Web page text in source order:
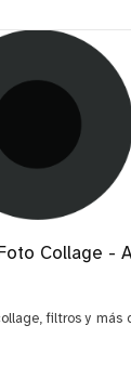
Collage -
filtros y más